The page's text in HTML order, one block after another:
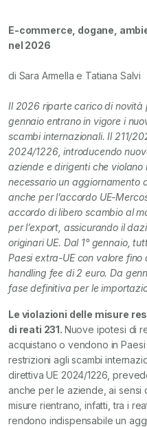
E-commerce, dogane,
nel 2026
di Sara Armella e Tatiana Salvi
Il 2026 riparte carico di novità
gennaio entrano in vigore i
scambi internazionali. Il 211/
2024/1226, introducendo
aziende e dirigenti che violano
necessario un aggiornamento
anche per l’accordo UE-
accordo di libero scambio al
per l’export, assicurando il
originari UE. Dal 1° gennaio,
Paesi extra-UE con valore fino
handling fee di 2 euro. Da
fase definitiva per le
Le violazioni delle misure
di reati 231. Nuove ipotesi di
acquistano o vendono in
restrizioni agli scambi
direttiva UE 2024/1226,
anche per le aziende, ai sensi
misure rientrano, infatti, tra i
rendono indispensabile un